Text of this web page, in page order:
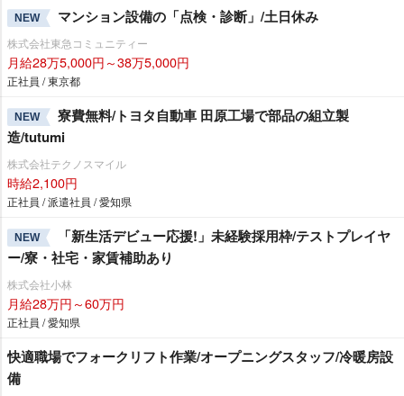
NEW マンション設備の「点検・診断」/土日休み
株式会社東急コミュニティー
月給28万5,000円～38万5,000円
正社員 / 東京都
NEW
寮費無料/トヨタ自動車 田原工場で部品の組立製
造/tutumi
株式会社テクノスマイル
時給2,100円
正社員 / 派遣社員 / 愛知県
NEW
「新生活デビュー応援!」未経験採用枠/テストプレイヤ
ー/寮・社宅・家賃補助あり
株式会社小林
月給28万円～60万円
正社員 / 愛知県
快適職場でフォークリフト作業/オープニングスタッフ/冷暖房設
備